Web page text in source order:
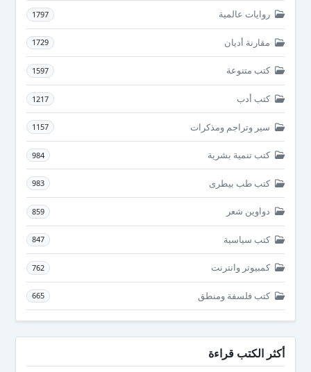
روايات عالمية 1797
مقارنة أديان 1729
كتب متنوعة 1597
كتب أدب 1217
سير وتراجم ومذكرات 1157
كتب تنمية بشرية 984
كتب طب بيطرى 983
دواوين شعر 859
كتب سياسية 847
كمبيوتر وانترنت 762
كتب فلسفة ومنطق 665
أكثر الكتب قراءة